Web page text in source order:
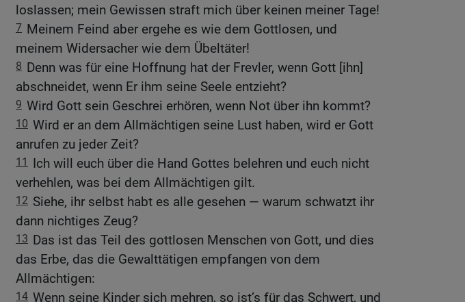
loslassen; mein Gewissen straft mich über keinen meiner Tage!
7 Meinem Feind aber ergehe es wie dem Gottlosen, und
meinem Widersacher wie dem Übeltäter!
8 Denn was für eine Hoffnung hat der Frevler, wenn Gott [ihn]
abschneidet, wenn Er ihm seine Seele entzieht?
9 Wird Gott sein Geschrei erhören, wenn Not über ihn kommt?
10 Wird er an dem Allmächtigen seine Lust haben, wird er Gott
anrufen zu jeder Zeit?
11
Ich will euch über die Hand Gottes belehren und euch nicht
verhehlen, was bei dem Allmächtigen gilt.
12 Siehe, ihr selbst habt es alle gesehen — warum schwatzt ihr
dann nichtiges Zeug?
13 Das ist das Teil des gottlosen Menschen von Gott, und dies
das Erbe, das die Gewalttätigen empfangen von dem
Allmächtigen:
14 Wenn seine Kinder sich mehren, so ist’s für das Schwert, und